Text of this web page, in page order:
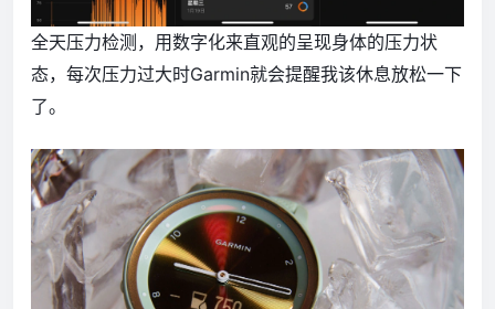
全天压力检测，用数字化来直观的呈现身体的压力状
态，每次压力过大时Garmin就会提醒我该休息放松一下
了。